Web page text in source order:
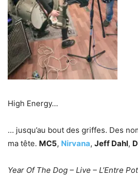
High Energy…
… jusqu’au bout des griffes. Des
ma tête. MC5, Nirvana, Jeff Dahl,
Year Of The Dog – Live – L’Entre